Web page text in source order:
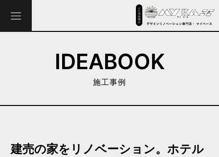
IDEABOOK
施工事例
建売の家をリノベーション。ホテル